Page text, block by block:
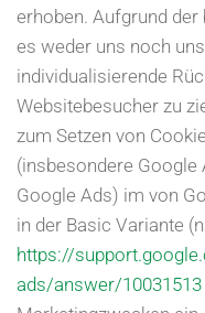
erhoben. Aufgrund
es weder uns noch
individualisierende
Websitebesucher zu
zum Setzen von
(insbesondere Google
Google Ads) im von
in der Basic Variante
https://
ads/answer/10031513